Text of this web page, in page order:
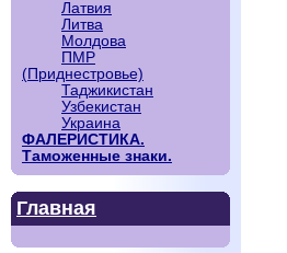
Латвия
Литва
Молдова
ПМР
(Приднестровье)
Таджикистан
Узбекистан
Украина
ФАЛЕРИСТИКА.
Таможенные знаки.
Главная